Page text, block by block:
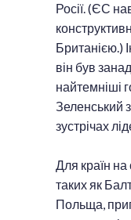
Росії. (ЄС
Британією.)
він був
найтемніші
Зеленський
зустрічах
Для країн на
таких як
Польща,